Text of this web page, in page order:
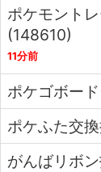
ポケモント
(148610)
11分前
ポケゴボー
ポケふた交
がんばリボ